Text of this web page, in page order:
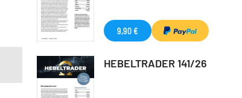
9,90 €
HEBELTRADER 141/26